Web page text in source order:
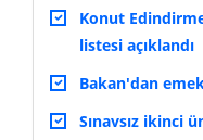
Konut
listesi açıklandı
Bakan'dan
Sınavsız ikinci